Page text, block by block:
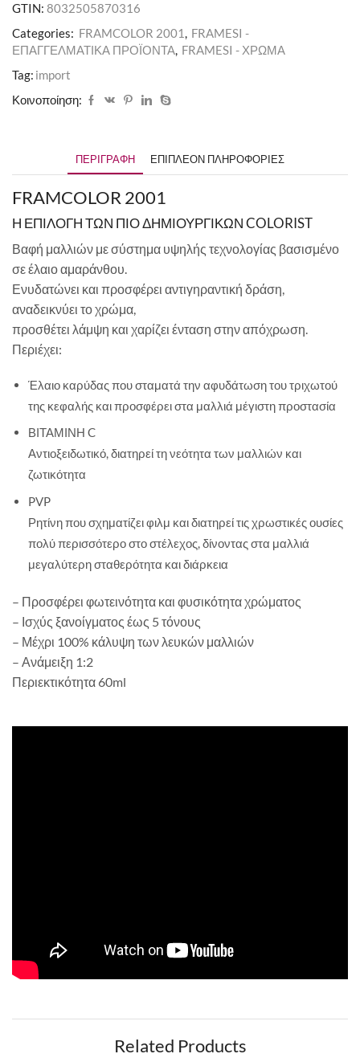
GTIN: 8032505870316
Categories: FRAMCOLOR 2001, FRAMESI -
ΕΠΑΓΓΕΛΜΑΤΙΚΑ ΠΡΟΪΟΝΤΑ, FRAMESI - ΧΡΩΜΑ
Tag: import
Κοινοποίηση:
ΠΕΡΙΓΡΑΦΉ ΕΠΙΠΛΈΟΝ ΠΛΗΡΟΦΟΡΊΕΣ
FRAMCOLOR 2001
Η ΕΠΙΛΟΓΗ ΤΩΝ ΠΙΟ ΔΗΜΙΟΥΡΓΙΚΩΝ COLORIST
Βαφή μαλλιών με σύστημα υψηλής τεχνολογίας βασισμένο
σε έλαιο αμαράνθου.
Ενυδατώνει και προσφέρει αντιγηραντική δράση,
αναδεικνύει το χρώμα,
προσθέτει λάμψη και χαρίζει ένταση στην απόχρωση.
Περιέχει:
Έλαιο καρύδας που σταματά την αφυδάτωση του τριχωτού
της κεφαλής και προσφέρει στα μαλλιά μέγιστη προστασία
ΒΙΤΑΜΙΝΗ C
Αντιοξειδωτικό, διατηρεί τη νεότητα των μαλλιών και
ζωτικότητα
PVP
Ρητίνη που σχηματίζει φιλμ και διατηρεί τις χρωστικές ουσίες
πολύ περισσότερο στο στέλεχος, δίνοντας στα μαλλιά
μεγαλύτερη σταθερότητα και διάρκεια
– Προσφέρει φωτεινότητα και φυσικότητα χρώματος
– Ισχύς ξανοίγματος έως 5 τόνους
– Μέχρι 100% κάλυψη των λευκών μαλλιών
– Ανάμειξη 1:2
Περιεκτικότητα 60ml
Related Products